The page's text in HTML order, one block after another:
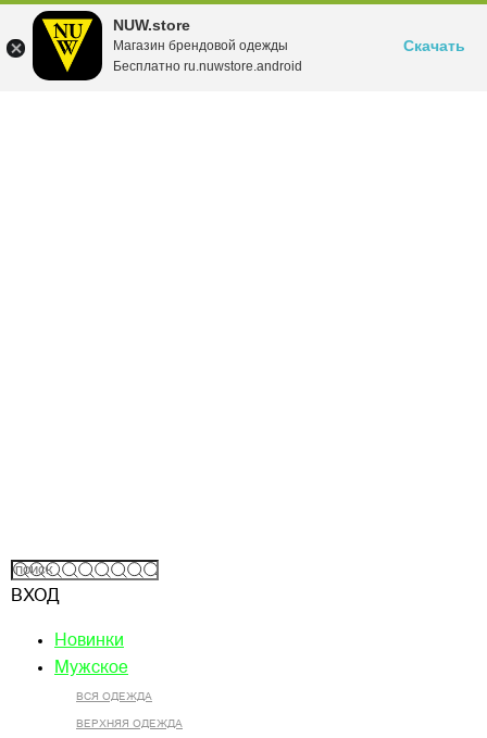
NUW.store
Магазин брендовой одежды
Бесплатно ru.nuwstore.android
Скачать
ВХОД
Новинки
Мужское
ВСЯ ОДЕЖДА
ВЕРХНЯЯ ОДЕЖДА